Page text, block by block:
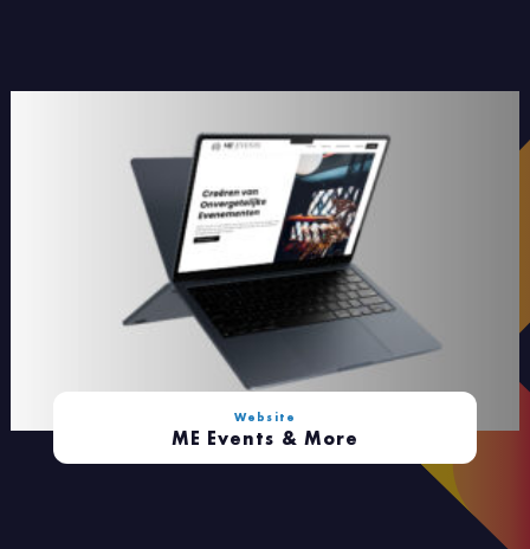
Website
ME Events & More